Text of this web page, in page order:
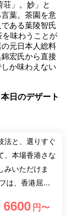
荘」。妙」と
葉。茶園を意
ある葉陵智氏
味わうことが
元日本人総料
宏氏から直接
か味わえない
日のデザート
法と、選りすぐ
、本場香港さな
みいただけま
は、香港屈指
その技法を継承
6600 円〜